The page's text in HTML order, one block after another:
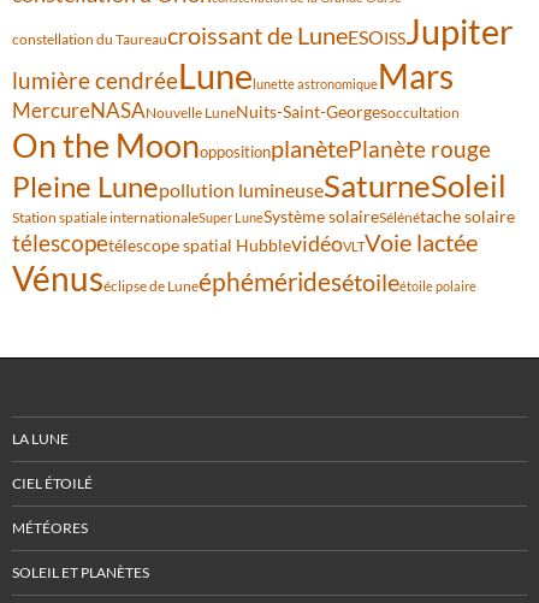
constellation du Taureaucroissant de LuneESOISSJupiter
lumière cendréeLune lunette astronomiqueMars
MercureNASANouvelle LuneNuits-Saint-Georgesoccultation
On the MoonoppositionplanètePlanète rouge
Pleine Lunepollution lumineuseSaturneSoleil
Station spatiale internationaleSuper LuneSystème solaireSélénétache solaire
télescopetélescope spatial HubblevidéoVLTVoie lactée
Vénuséclipse de Luneéphéméridesétoileétoile polaire
LA LUNE
CIEL ÉTOILÉ
MÉTÉORES
SOLEIL ET PLANÈTES